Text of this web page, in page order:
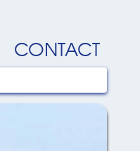
CONTACT